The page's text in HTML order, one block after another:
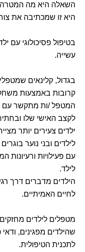
השאלה היא מה
היא זו שמכתיבה את
בטיפול פסיכולוגי עם
עשייה.
בגדול, קלינאים
קרובות באמצעות
המטפל /ות מתקשר עם
לקצב האישי שלו
ילדים צעירים יותר
לילדים ובני נוער
עם פעילויות ורעיונות
לילד.
הילדים מדברים דרך
לחיים האמיתיים.
מטפלים לילדים מחזקים
שהילדים מפגינים,
לתכנית הטיפולית.